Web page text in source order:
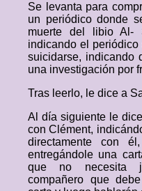
Se levanta para
un periódico donde
muerte del libio Al-
indicando el
suicidarse, indicando
una investigación por
Tras leerlo, le dice a
Al día siguiente le
con Clément,
directamente con
entregándole una
que no necesita
compañero que